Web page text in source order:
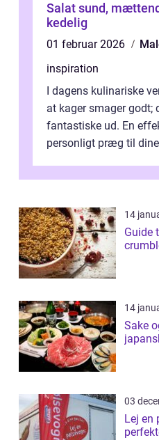
Salat sund, mættende og alt andet end
kedelig
01 februar 2026
inspiration
I dagens kulinariske
at kager smager godt;
fantastiske ud. En
personligt præg til
14
Guide
14
Sake
03
Lej en